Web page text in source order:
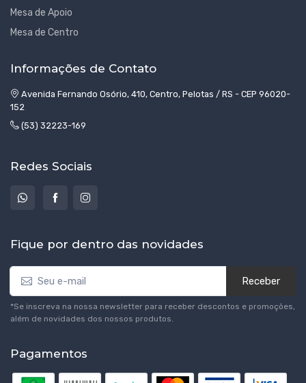
Mesa de Apoio
Mesa de Centro
Informações de Contato
Avenida Fernando Osório, 410, Centro, Pelotas / RS - CEP 96020-
152
(53) 32223-169
Redes Sociais
Fique por dentro das novidades
Receber
*Se inscreva na nossa newsletter para receber descontos e promoções,
além de novidades dos nossos produtos.
Pagamentos